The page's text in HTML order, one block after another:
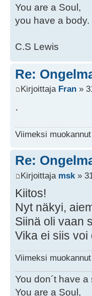
You are a Soul,
you have a body.
C.S Lewis
Re:
Kirjoittaja Fran »
.
Viimeksi muokannut
Re:
Kirjoittaja msk »
Kiitos!
Nyt näkyi,
Siinä oli vaan
Vika ei siis
Viimeksi muokannut
You don´t have a
You are a Soul,